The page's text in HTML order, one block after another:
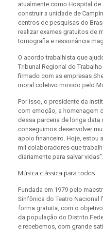
atualmente como Hospital de
construir a unidade de
centros de pesquisas do
realizar exames gratuitos de
tomografia e ressonância
O acordo trabalhista que
Tribunal Regional do
firmado com as empresas
moral coletivo movido pelo
Por isso, o presidente da
com emoção, a homenagem
dessa parceria de longa data
conseguimos desenvolver
apoio financeiro. Hoje, estou
mil colaboradores que
diariamente para salvar vidas”.
Música clássica para todos
Fundada em 1979 pelo
Sinfônica do Teatro Nacional
forma gratuita, com o
da população do Distrito
e recebemos, com grande